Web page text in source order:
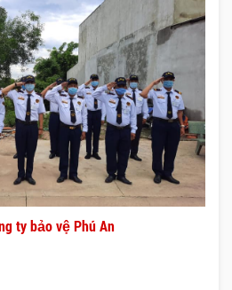
ty bảo vệ Phú An